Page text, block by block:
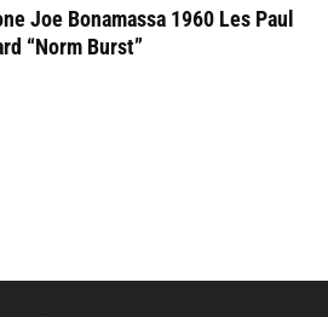
Joe Bonamassa 1960 Les Paul
“Norm Burst”